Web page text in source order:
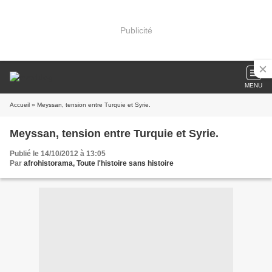
Publicité
MENU
Accueil » Meyssan, tension entre Turquie et Syrie.
Meyssan, tension entre Turquie et Syrie.
Publié le 14/10/2012 à 13:05
Par afrohistorama, Toute l'histoire sans histoire